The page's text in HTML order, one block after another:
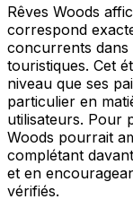
Rêves Woods
correspond
concurrents dans
touristiques. Cet
niveau que ses
particulier en
utilisateurs. Pour
Woods pourrait
complétant
et en
vérifiés.